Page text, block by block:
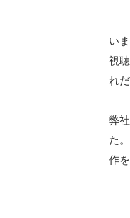
い
視
れ
弊
た
作